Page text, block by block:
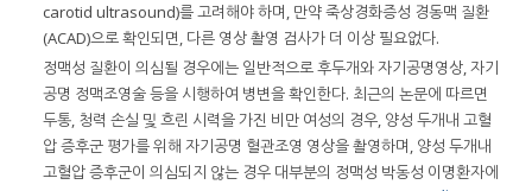
carotid ultrasound)를 고려해야 하며, 만약 죽상경화증성 경동맥 질환
(ACAD)으로 확인되면, 다른 영상 촬영 검사가 더 이상 필요없다.
정맥성 질환이 의심될 경우에는 일반적으로 후두개와 자기공명영상, 자기
공명 정맥조영술 등을 시행하여 병변을 확인한다. 최근의 논문에 따르면
두통, 청력 손실 및 흐린 시력을 가진 비만 여성의 경우, 양성 두개내 고혈
압 증후군 평가를 위해 자기공명 혈관조영 영상을 촬영하며, 양성 두개내
고혈압 증후군이 의심되지 않는 경우 대부분의 정맥성 박동성 이명환자에